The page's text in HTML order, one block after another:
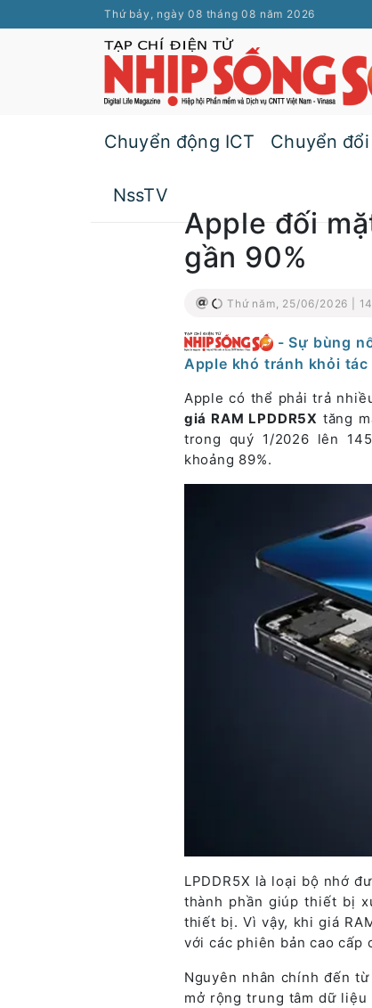
Thứ bảy, ngày 08 tháng 08 năm 2026
Chuyển động ICT Chuyển
NssTV
Apple đối
gần 90%
Thứ năm, 25/06/2026 |
- Sự bùng
Apple khó tránh khỏi
Apple có thể phải trả
giá RAM LPDDR5X tăng
trong quý 1/2026 lên
khoảng 89%.
LPDDR5X là loại bộ nhớ
thành phần giúp thiết bị
thiết bị. Vì vậy, khi giá
với các phiên bản cao cấp
Nguyên nhân chính đến
mở rộng trung tâm dữ liệu